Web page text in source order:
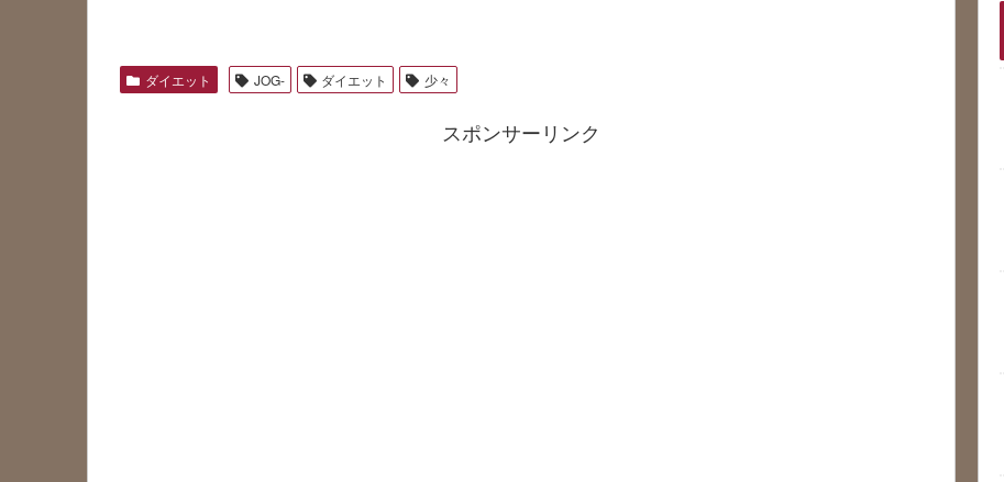
ダイエット JOG- ダイエット 少々
スポンサーリンク